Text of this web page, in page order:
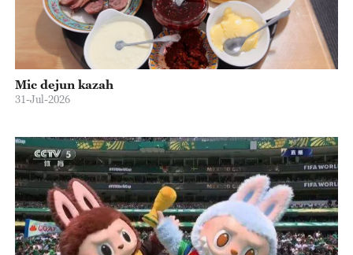
Mic dejun kazah
31-Jul-2026